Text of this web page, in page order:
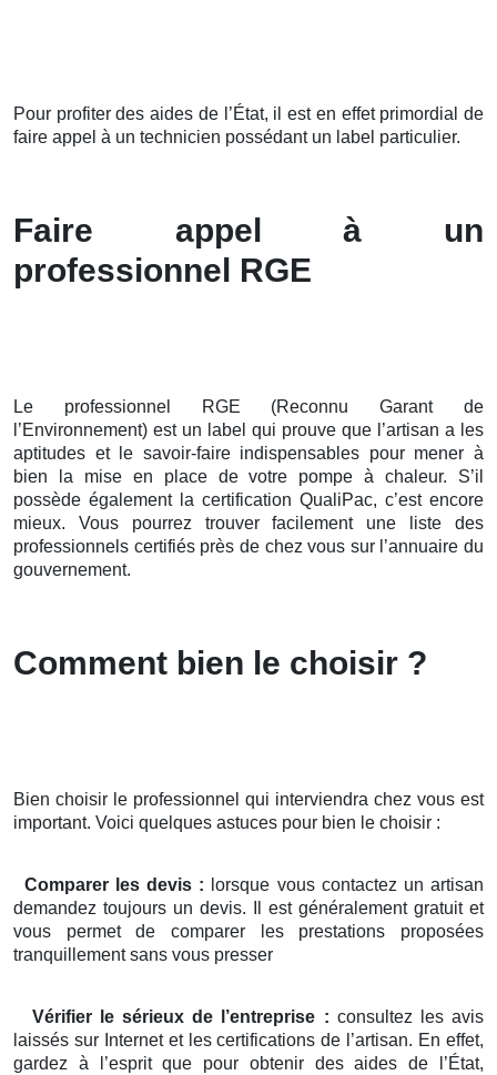
Pour profiter des aides de l’État, il est en effet primordial de
faire appel à un technicien possédant un label particulier.
Faire appel à un
professionnel RGE
Le professionnel RGE (Reconnu Garant de
l’Environnement) est un label qui prouve que l’artisan a les
aptitudes et le savoir-faire indispensables pour mener à
bien la mise en place de votre pompe à chaleur. S’il
possède également la certification QualiPac, c’est encore
mieux. Vous pourrez trouver facilement une liste des
professionnels certifiés près de chez vous sur l’annuaire du
gouvernement.
Comment bien le choisir ?
Bien choisir le professionnel qui interviendra chez vous est
important. Voici quelques astuces pour bien le choisir :
Comparer les devis : lorsque vous contactez un artisan
demandez toujours un devis. Il est généralement gratuit et
vous permet de comparer les prestations proposées
tranquillement sans vous presser
Vérifier le sérieux de l’entreprise : consultez les avis
laissés sur Internet et les certifications de l’artisan. En effet,
gardez à l’esprit que pour obtenir des aides de l’État,